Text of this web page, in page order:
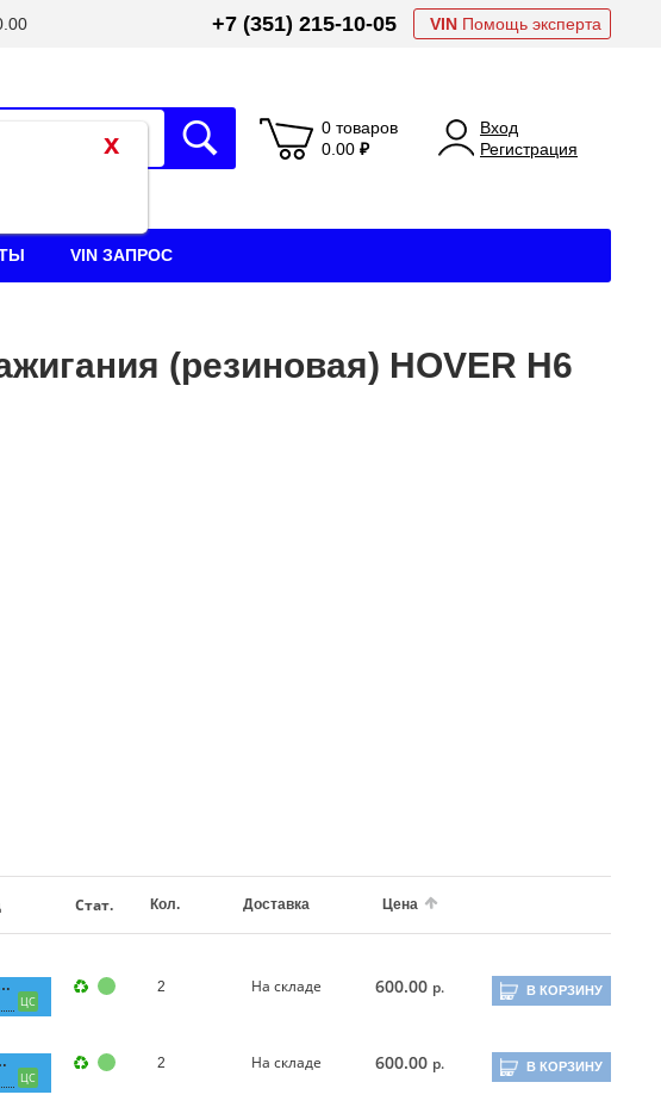
+7 (351) 215-10-05 VIN Помощь эксперта
0 товаров
0.00 ₽
Вход
Регистрация
VIN ЗАПРОС
(резиновая) HOVER H6
Стат. Кол. Доставка Цена
ЦС
2 На складе 600.00 р. В КОРЗИНУ
ЦС
2 На складе 600.00 р. В КОРЗИНУ
x